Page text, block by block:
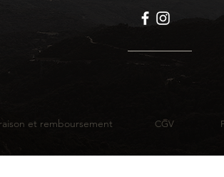
et remboursement CGV